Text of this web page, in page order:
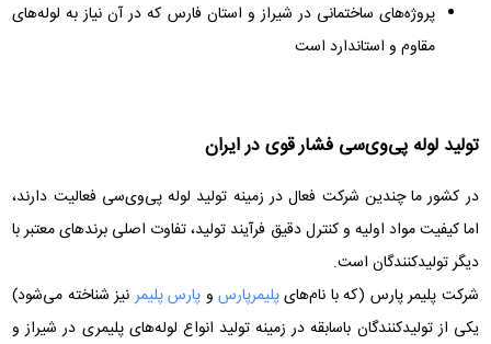
پروژه‌های ساختمانی در شیراز و استان فارس که در آن نیاز به لوله‌های
مقاوم و استاندارد است
تولید لوله پی‌وی‌سی فشار قوی در ایران
در کشور ما چندین شرکت فعال در زمینه تولید لوله پی‌وی‌سی فعالیت دارند،
اما کیفیت مواد اولیه و کنترل دقیق فرآیند تولید، تفاوت اصلی برندهای معتبر با
دیگر تولیدکنندگان است.
شرکت پلیمر پارس (که با نام‌هایپلیمرپارسو پارس پلیمرنیز شناخته می‌شود)
یکی از تولیدکنندگان باسابقه در زمینه تولید انواع لوله‌های پلیمری در شیراز و